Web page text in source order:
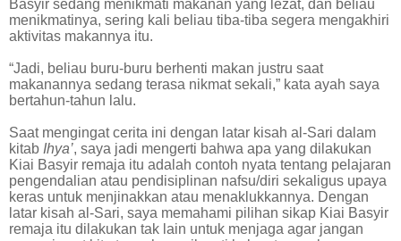
Basyir sedang menikmati makanan yang lezat, dan beliau
menikmatinya, sering kali beliau tiba-tiba segera mengakhiri
aktivitas makannya itu.
“Jadi, beliau buru-buru berhenti makan justru saat
makanannya sedang terasa nikmat sekali,” kata ayah saya
bertahun-tahun lalu.
Saat mengingat cerita ini dengan latar kisah al-Sari dalam
kitab Ihya’, saya jadi mengerti bahwa apa yang dilakukan
Kiai Basyir remaja itu adalah contoh nyata tentang pelajaran
pengendalian atau pendisiplinan nafsu/diri sekaligus upaya
keras untuk menjinakkan atau menaklukkannya. Dengan
latar kisah al-Sari, saya memahami pilihan sikap Kiai Basyir
remaja itu dilakukan tak lain untuk menjaga agar jangan